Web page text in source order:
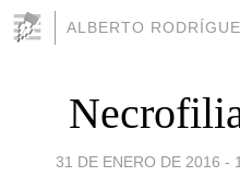
ALBERTO
31 DE ENERO DE 2016 -